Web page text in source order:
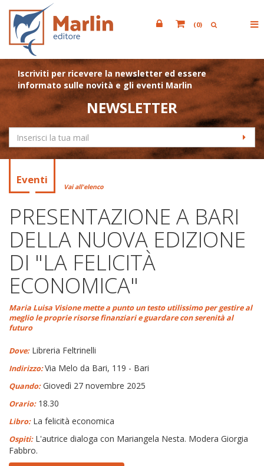
(0)
Iscriviti per ricevere la newsletter ed essere
informato sulle novità e gli eventi Marlin
NEWSLETTER
Eventi
Vai all'elenco
PRESENTAZIONE A BARI
DELLA NUOVA EDIZIONE
DI "LA FELICITÀ
ECONOMICA"
Maria Luisa Visione mette a punto un testo utilissimo per gestire al
meglio le proprie risorse finanziari e guardare con serenità al
futuro
Dove:Libreria Feltrinelli
Indirizzo:Via Melo da Bari, 119 - Bari
Quando:Giovedì 27 novembre 2025
Orario:18.30
Libro:La felicità economica
Ospiti:L'autrice dialoga con Mariangela Nesta. Modera Giorgia
Fabbro.